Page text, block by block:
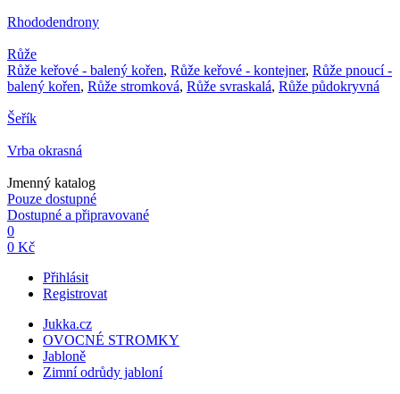
Rhododendrony
Růže
Růže keřové - balený kořen, Růže keřové - kontejner, Růže pnoucí -
balený kořen, Růže stromková, Růže svraskalá, Růže půdokryvná
Šeřík
Vrba okrasná
Jmenný katalog
Pouze dostupné
Dostupné a připravované
0
0 Kč
Přihlásit
Registrovat
Jukka.cz
OVOCNÉ STROMKY
Jabloně
Zimní odrůdy jabloní